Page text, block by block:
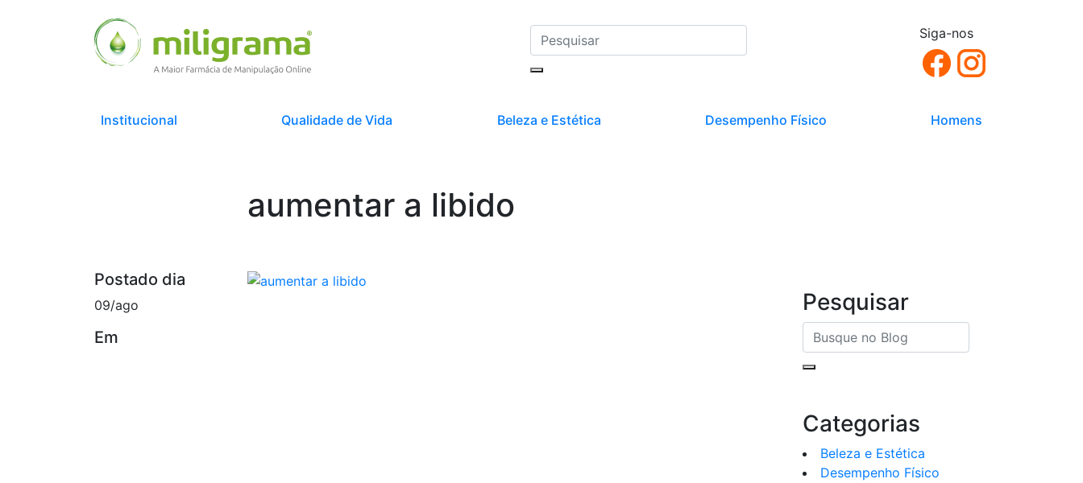
Siga-nos
Institucional Qualidade de Vida Beleza e Estética Desempenho Físico Homens
aumentar a libido
Postado dia
09/ago
Em
Pesquisar
Categorias
Beleza e Estética
Desempenho Físico